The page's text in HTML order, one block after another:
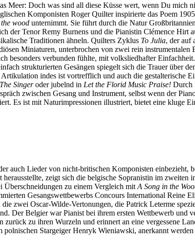
Meer: Doch was sind all diese Küsse wert, wenn Du mich
Komponisten Roger Quilter inspirierte das Poem
wood unternimmt. Sie führt durch die Natur
der Tenor Remy Burnens und die Pianistin Clémence Hirt
Traditionen ähneln. Quilters Zyklus To Julia, der auf
Miniaturen, unterbrochen von zwei rein
besonders verbunden fühlte, mit volksliedhafter
strukturierten Gesängen spiegelt sich die Trauer über
indes ist vortrefflich und auch die gestalterische
The Singeroder jubelnd in Let the Florid Music Praise! Durch
zwischen Gesang und Instrument, selbst wenn der
Es ist mit Naturimpressionen illustriert, bietet eine kluge
auch Lieder von nicht-britischen Komponisten einbezieht,
zeigt sich die belgische Sopranistin im zweiten
Überschneidungen zu einem Vergleich mit A Song in the
Gesangswettbewerbs Concours International Reine
zwei Oscar-Wilde-Vertonungen, die Patrick Leterme
Der Belgier war Pianist bei ihrem ersten Wettbewerb und
zu ihren Wurzeln und erinnert an eine vergessene
Stargeiger Henryk Wieniawski, anerkannt